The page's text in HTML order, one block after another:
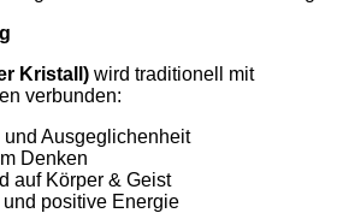
Kristall) wird traditionell mit
verbunden:
und Ausgeglichenheit
Denken
auf Körper & Geist
positive Energie